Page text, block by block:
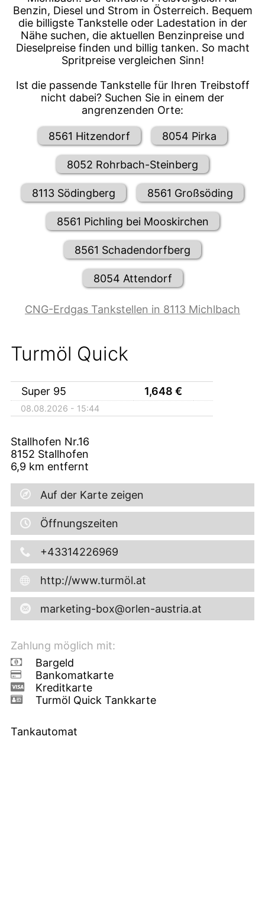
Benzin, Diesel und Strom in Österreich. Bequem
die billigste Tankstelle oder Ladestation in der
Nähe suchen, die aktuellen Benzinpreise und
Dieselpreise finden und billig tanken. So macht
Spritpreise vergleichen Sinn!
Ist die passende Tankstelle für Ihren Treibstoff
nicht dabei? Suchen Sie in einem der
angrenzenden Orte:
8561 Hitzendorf 8054 Pirka
8052 Rohrbach-Steinberg
8113 Södingberg 8561 Großsöding
8561 Pichling bei Mooskirchen
8561 Schadendorfberg
8054 Attendorf
CNG-Erdgas Tankstellen in 8113 Michlbach
Turmöl Quick
Super 95 1,648 €
08.08.2026 - 15:44
Stallhofen Nr.16
8152 Stallhofen
6,9 km entfernt
Auf der Karte zeigen
Öffnungszeiten
+43314226969
http://www.turmöl.at
marketing-box@orlen-austria.at
Zahlung möglich mit:
Bargeld
Bankomatkarte
Kreditkarte
Turmöl Quick Tankkarte
Tankautomat